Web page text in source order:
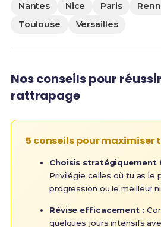
Nantes
Nice Paris
Toulouse
Versailles
Nos conseils pour
rattrapage
5 conseils pour maximiser
Choisis stratégiquement
Privilégie celles où tu as le
progression ou le meilleur
Révise efficacement :
quelques jours intensifs